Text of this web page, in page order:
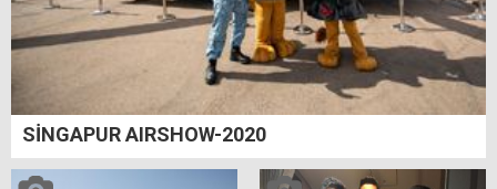
SİNGAPUR AIRSHOW-2020